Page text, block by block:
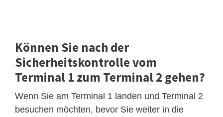
Können Sie nach der
Sicherheitskontrolle vom
Terminal 1 zum Terminal 2 gehen?
Wenn Sie am Terminal 1 landen und Terminal 2
besuchen möchten, bevor Sie weiter in die